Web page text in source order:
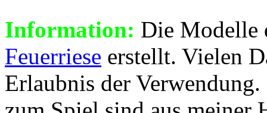
Information: Die Modelle
Feuerriese erstellt. Vielen
Erlaubnis der